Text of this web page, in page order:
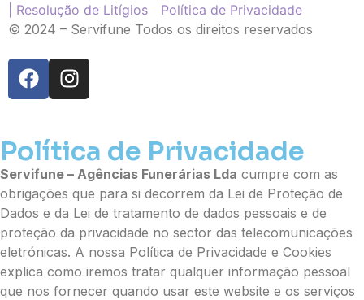
| Resolução de Litígios
Política de Privacidade
© 2024 – Servifune Todos os direitos reservados
Ramo de Flores:
Opção 2 (€30)
Opção 4 (€40)
Opção 6 (€50)
Opção 7 (€55)
Opção 8 (€60)
Opção 9 (€65)
Palma:
Pequena (€85)
Média (€100)
Grande (€115)
Política de Privacidade
Servifune – Agências Funerárias Lda cumpre com as
obrigações que para si decorrem da Lei de Proteção de
Dados e da Lei de tratamento de dados pessoais e de
proteção da privacidade no sector das telecomunicações
eletrónicas. A nossa Política de Privacidade e Cookies
explica como iremos tratar qualquer informação pessoal
que nos fornecer quando usar este website e os serviços